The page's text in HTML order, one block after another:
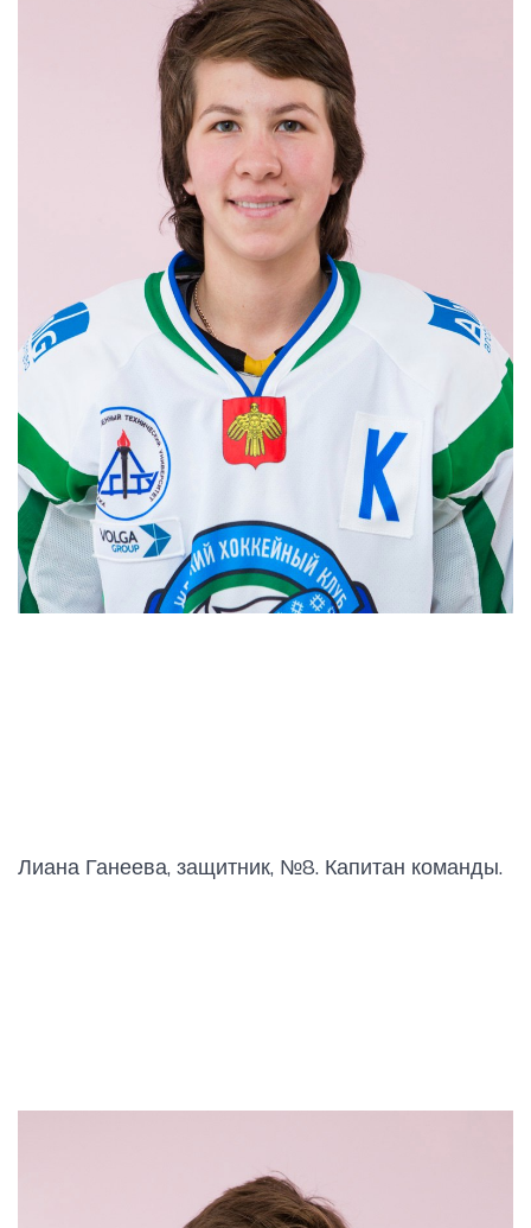
Лиана Ганеева, защитник, №8. Капитан команды.